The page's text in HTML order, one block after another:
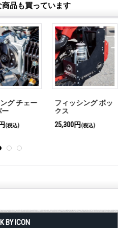
品も買っています
グ チェー
(税込)
フィッシング ボッ
クス
25,300円(税込)
BY ICON